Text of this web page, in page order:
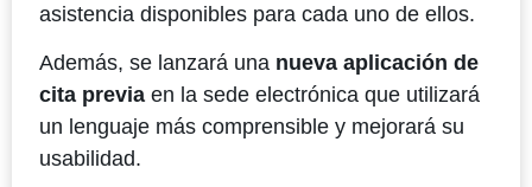
asistencia disponibles para cada uno de ellos.
Además, se lanzará una nueva aplicación de
cita previaen la sede electrónica que utilizará
un lenguaje más comprensible y mejorará su
usabilidad.